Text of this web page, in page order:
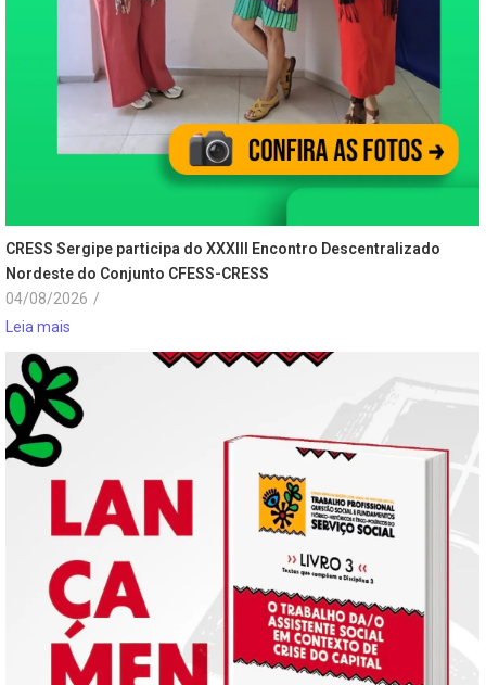
CRESS Sergipe participa do XXXIII Encontro Descentralizado
Nordeste do Conjunto CFESS-CRESS
04/08/2026 /
Leia mais